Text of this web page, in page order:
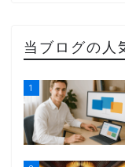
当ブログの人
1